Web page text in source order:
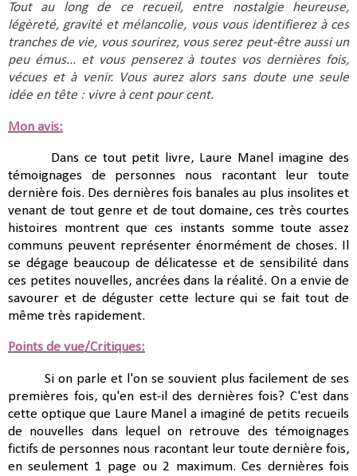
Tout au long de ce recueil, entre nostalgie heureuse,
légèreté, gravité et mélancolie, vous vous identifierez à ces
tranches de vie, vous sourirez, vous serez peut-être aussi un
peu émus... et vous penserez à toutes vos dernières fois,
vécues et à venir. Vous aurez alors sans doute une seule
idée en tête : vivre à cent pour cent.
Mon avis:
Dans ce tout petit livre, Laure Manel imagine des
témoignages de personnes nous racontant leur toute
dernière fois. Des dernières fois banales au plus insolites et
venant de tout genre et de tout domaine, ces très courtes
histoires montrent que ces instants somme toute assez
communs peuvent représenter énormément de choses. Il
se dégage beaucoup de délicatesse et de sensibilité dans
ces petites nouvelles, ancrées dans la réalité. On a envie de
savourer et de déguster cette lecture qui se fait tout de
même très rapidement.
Points de vue/Critiques:
Si on parle et l'on se souvient plus facilement de ses
premières fois, qu'en est-il des dernières fois? C'est dans
cette optique que Laure Manel a imaginé de petits recueils
de nouvelles dans lequel on retrouve des témoignages
fictifs de personnes nous racontant leur toute dernière fois,
en seulement 1 page ou 2 maximum.Ces dernières fois